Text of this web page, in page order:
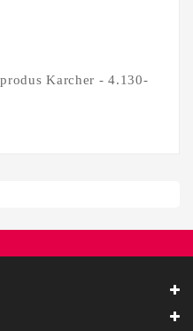
Karcher - 4.130-